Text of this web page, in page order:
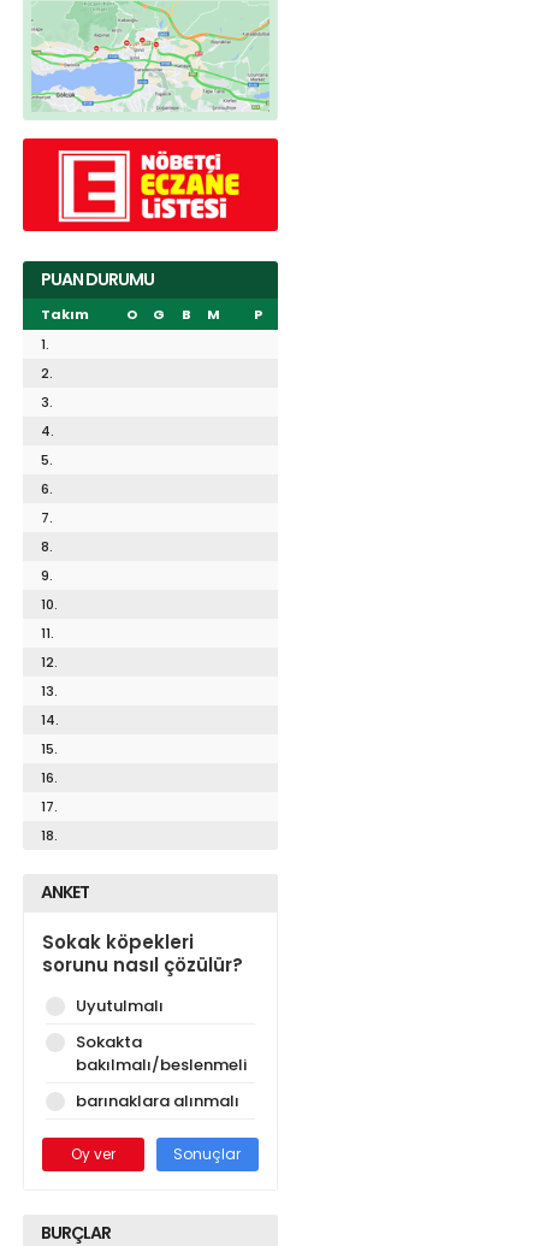
PUAN DURUMU
Takım O G B M
P
1.
2.
3.
4.
5.
6.
7.
8.
9.
10.
11.
12.
13.
14.
15.
16.
17.
18.
ANKET
Sokak köpekleri
sorunu nasıl çözülür?
Uyutulmalı
Sokakta
bakılmalı/beslenmeli
barınaklara alınmalı
Oy ver Sonuçlar
BURÇLAR